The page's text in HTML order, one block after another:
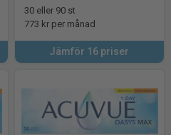
30 eller 90 st
773 kr per månad
Jämför 16 priser